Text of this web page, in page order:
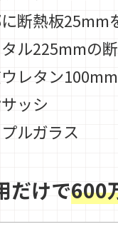
板25mmを
の断
レタン100mm
ッシ
ラス
だけで600